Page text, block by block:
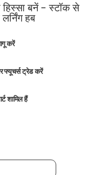
बनें - स्टॉक से
हब
करें
फ्यूचर्स ट्रेड करें
शामिल हैं